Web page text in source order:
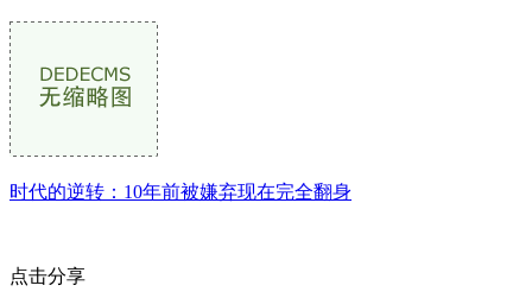
时代的逆转：10年前被嫌弃现在完全翻身
点击分享